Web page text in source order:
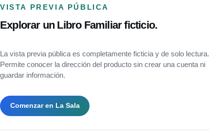
VISTA PREVIA PÚBLICA
Explorar un Libro Familiar ficticio.
La vista previa pública es completamente ficticia y de solo lectura.
Permite conocer la dirección del producto sin crear una cuenta ni
guardar información.
Comenzar en La Sala